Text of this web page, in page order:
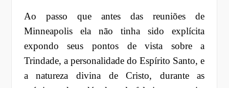
Ao passo que antes das reuniões de
Minneapolis ela não tinha sido explícita
expondo seus pontos de vista sobre a
Trindade, a personalidade do Espírito Santo, e
a natureza divina de Cristo, durante as